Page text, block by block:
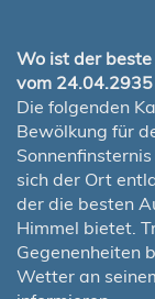
Wo ist der
vom
Die folgenden
Bewölkung für
sich der Ort
der die besten
Himmel bietet.
Gegenenheiten
Wetter an